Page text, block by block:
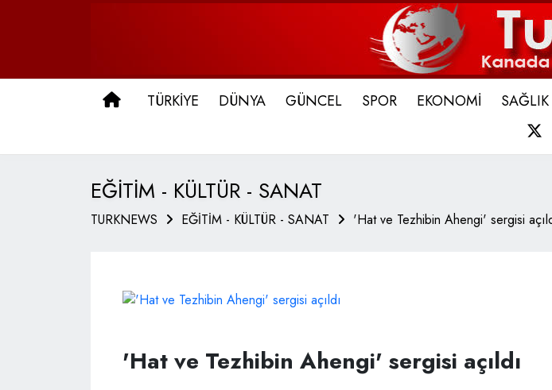
ANA SAYFA
TÜRKİYE DÜNYA GÜNCEL SPOR EKONOMİ SAĞLIK
EĞİTİM - KÜLTÜR - SANAT
TURKNEWS EĞİTİM - KÜLTÜR - SANAT 'Hat ve Tezhibin Ahengi' sergisi
'Hat ve Tezhibin Ahengi' sergisi açıldı